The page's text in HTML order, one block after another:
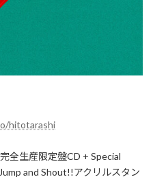
hitotarashi
全生産限定盤CD + Special
and Shout!!アクリルスタン